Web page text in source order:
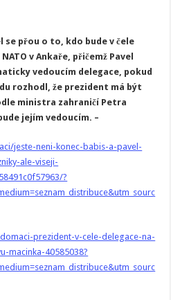
se přou o to, kdo bude v čele
v Ankaře, přičemž Pavel
vedoucím delegace, pokud
rozhodl, že prezident má být
ministra zahraničí Petra
jejím vedoucím. –
jeste-neni-konec-babis-a-pavel-
ale-viseji-
?
prezident-v-cele-delegace-na-
macinka-40585038?